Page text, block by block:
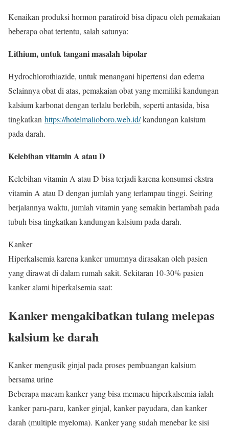
Kenaikan produksi hormon paratiroid bisa dipacu oleh pemakaian
beberapa obat tertentu, salah satunya:
Lithium, untuk tangani masalah bipolar
Hydrochlorothiazide, untuk menangani hipertensi dan edema
Selainnya obat di atas, pemakaian obat yang memiliki kandungan
kalsium karbonat dengan terlalu berlebih, seperti antasida, bisa
tingkatkan https://hotelmalioboro.web.id/kandungan kalsium
pada darah.
Kelebihan vitamin A atau D
Kelebihan vitamin A atau D bisa terjadi karena konsumsi ekstra
vitamin A atau D dengan jumlah yang terlampau tinggi. Seiring
berjalannya waktu, jumlah vitamin yang semakin bertambah pada
tubuh bisa tingkatkan kandungan kalsium pada darah.
Kanker
Hiperkalsemia karena kanker umumnya dirasakan oleh pasien
yang dirawat di dalam rumah sakit. Sekitaran 10-30% pasien
kanker alami hiperkalsemia saat:
Kanker mengakibatkan tulang melepas
kalsium ke darah
Kanker mengusik ginjal pada proses pembuangan kalsium
bersama urine
Beberapa macam kanker yang bisa memacu hiperkalsemia ialah
kanker paru-paru, kanker ginjal, kanker payudara, dan kanker
darah (multiple myeloma). Kanker yang sudah menebar ke sisi